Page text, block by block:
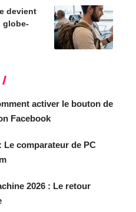
devient
globe-
activer le bouton de
Facebook
Le comparateur de PC
2026 : Le retour